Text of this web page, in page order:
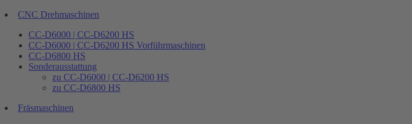
CNC Drehmaschinen
CC-D6000 | CC-D6200 HS
CC-D6000 | CC-D6200 HS Vorführmaschinen
CC-D6800 HS
Sonderausstattung
zu CC-D6000 | CC-D6200 HS
zu CC-D6800 HS
Fräsmaschinen